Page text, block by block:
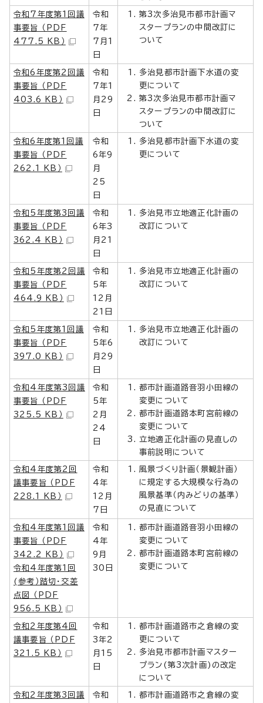
令和7年度第1回議
事要旨 （PDF
477.5 KB）
令和
7年
7月1
日
第3次多治見市都市計画マ
スタープランの中間改訂に
ついて
令和6年度第2回議
事要旨 （PDF
403.6 KB）
令和
7年1
月29
日
多治見都市計画下水道の変
更について
第3次多治見市都市計画マ
スタープランの中間改訂に
ついて
令和6年度第1回議
事要旨 （PDF
262.1 KB）
令和
6年9
月
25
日
多治見都市計画下水道の変
更について
令和5年度第3回議
事要旨 （PDF
362.4 KB）
令和
6年3
月21
日
多治見市立地適正化計画の
改訂について
令和5年度第2回議
事要旨 （PDF
464.9 KB）
令和
5年
12月
21日
多治見市立地適正化計画の
改訂について
令和5年度第1回議
事要旨 （PDF
397.0 KB）
令和
5年6
月29
日
多治見市立地適正化計画の
改訂について
令和4年度第3回議
事要旨 （PDF
325.5 KB）
令和
5年
2月
24
日
都市計画道路音羽小田線の
変更について
都市計画道路本町宮前線の
変更について
立地適正化計画の見直しの
事前説明について
令和4年度第2回
議事要旨 （PDF
228.1 KB）
令和
4年
12月
7日
風景づくり計画（景観計画）
に規定する大規模な行為の
風景基準（内みどりの基準）
の見直について
令和4年度第1回議
事要旨 （PDF
342.2 KB）
令和4年度第1回
(参考）踏切・交差
点図 （PDF
956.5 KB）
令和
4年
9月
30日
都市計画道路音羽小田線の
変更について
都市計画道路本町宮前線の
変更について
令和2年度第4回
議事要旨 （PDF
321.5 KB）
令和
3年2
月15
日
都市計画道路市之倉線の変
更について
多治見市都市計画マスター
プラン(第3次計画)の改定
について
令和2年度第3回議 令和 都市計画道路市之倉線の変